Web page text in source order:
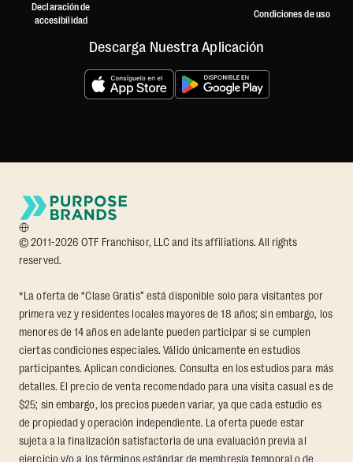
Declaración de
accesibilidad
Condiciones de uso
Descarga Nuestra Aplicación
© 2011-2026 OTF Franchisor, LLC and its affiliations. All rights
reserved.
*La oferta de “Clase Gratis” está disponible solo para visitantes por
primera vez y residentes locales mayores de 18 años; sin embargo, los
menores de 14 años en adelante pueden participar si se cumplen
ciertas condiciones especiales. Válido únicamente en estudios
participantes. Aplican condiciones. Consulta en los estudios para más
detalles. El precio de venta recomendado para una visita casual es de
$25; sin embargo, los precios pueden variar, ya que cada estudio es
de propiedad y operación independiente. La oferta puede estar
sujeta a la finalización satisfactoria de una evaluación previa al
ejercicio y/o a los términos estándar de membresía temporal o de